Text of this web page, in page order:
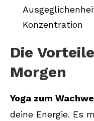
Konzentration
Die
Morgen
Yoga zum
deine Energie. Es